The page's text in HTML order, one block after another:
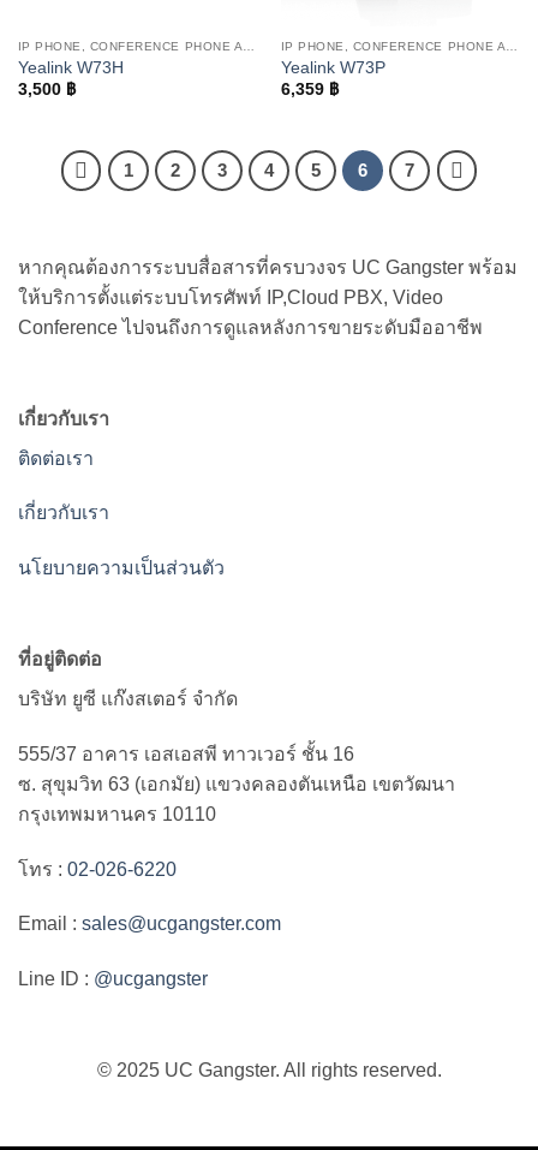
Yealink W73H
3,500 ฿
Yealink W73P
6,359 ฿
1 2 3 4 5 6 7
หากคุณต้องการระบบสื่อสารที่ครบวงจร UC Gangster พร้อม
ให้บริการตั้งแต่ระบบโทรศัพท์ IP,Cloud PBX, Video
Conference ไปจนถึงการดูแลหลังการขายระดับมืออาชีพ
เกี่ยวกับเรา
ติดต่อเรา
เกี่ยวกับเรา
นโยบายความเป็นส่วนตัว
ที่อยู่ติดต่อ
บริษัท ยูซี แก๊งสเตอร์ จำกัด
555/37 อาคาร เอสเอสพี ทาวเวอร์ ชั้น 16
ซ. สุขุมวิท 63 (เอกมัย) แขวงคลองตันเหนือ เขตวัฒนา
กรุงเทพมหานคร 10110
โทร : 02-026-6220
Email : sales@ucgangster.com
Line ID : @ucgangster
© 2025 UC Gangster. All rights reserved.